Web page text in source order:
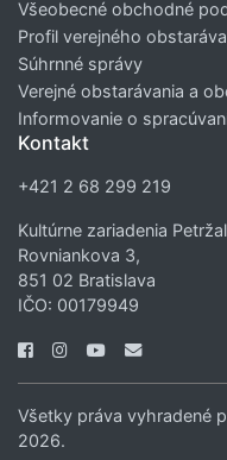
Všeobecné obchodné
Profil verejného
Súhrnné správy
Verejné obstarávania a
Informovanie o
Kontakt
+421 2 68 299 219
Kultúrne zariadenia
Rovniankova 3,
851 02 Bratislava
IČO: 00179949
Všetky práva vyhradené
2026.